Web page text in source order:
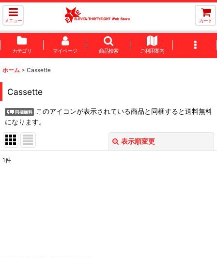
メニュー カート
カテゴリ マイページ 商品検索 ご利用案内
ホーム > Cassette
Cassette
このアイコンが表示されている商品と同梱すると送料無料
になります。
表示順変更
1件